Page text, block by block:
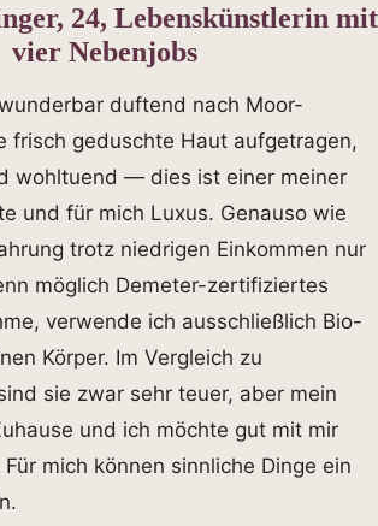
24, Lebenskünstlerin mit
vier Nebenjobs
duftend nach Moor-
frisch geduschte Haut aufgetragen,
wohltuend — dies ist einer meiner
und für mich Luxus. Genauso wie
trotz niedrigen Einkommen nur
möglich Demeter-zertifiziertes
verwende ich ausschließlich Bio-
Körper. Im Vergleich zu
sie zwar sehr teuer, aber mein
und ich möchte gut mit mir
mich können sinnliche Dinge ein